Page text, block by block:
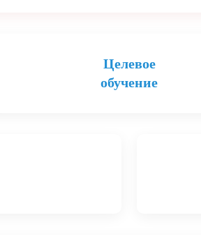
Целевое
обучение